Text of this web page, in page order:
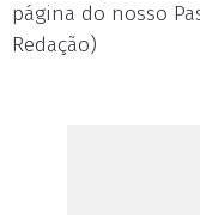
página do nosso
Redação)